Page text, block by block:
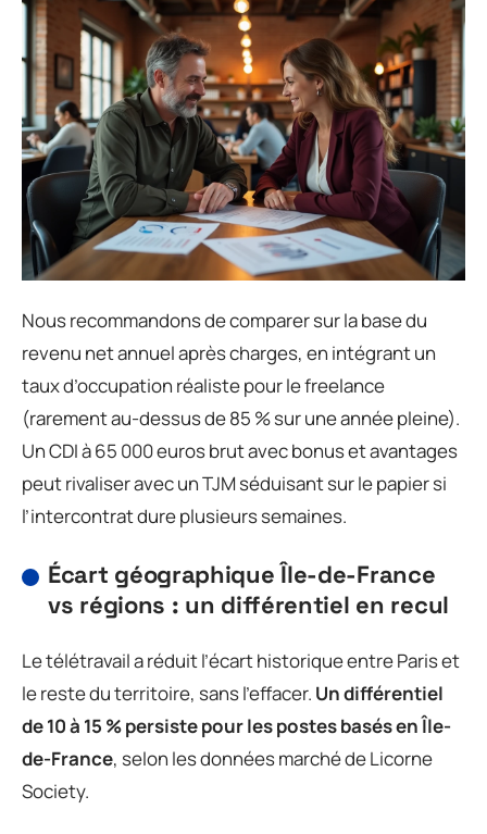
Nous recommandons de comparer sur la base du
revenu net annuel après charges, en intégrant un
taux d’occupation réaliste pour le freelance
(rarement au-dessus de 85 % sur une année pleine).
Un CDI à 65 000 euros brut avec bonus et avantages
peut rivaliser avec un TJM séduisant sur le papier si
l’intercontrat dure plusieurs semaines.
Écart géographique Île-de-France
vs régions : un différentiel en recul
Le télétravail a réduit l’écart historique entre Paris et
le reste du territoire, sans l’effacer. Un différentiel
de 10 à 15 % persiste pour les postes basés en Île-
de-France, selon les données marché de Licorne
Society.